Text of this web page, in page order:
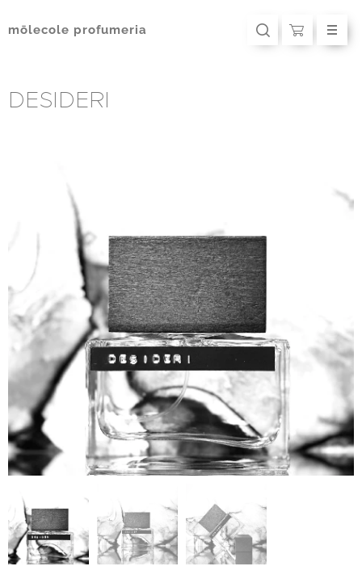
mōlecole profumeria
DESIDERI